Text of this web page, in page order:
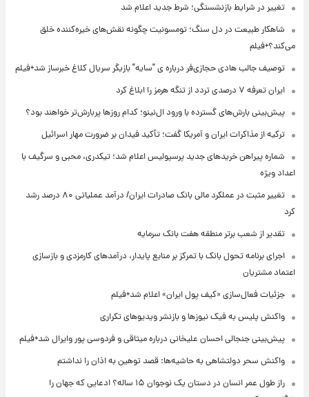
تغییر در شرایط بازنشستگی؛ شرط جدید اعلام شد
شاهکار طبیعت در دل سنگ؛ تومسونیت چگونه نقش‌های خیره‌کننده خلق
می‌کند؟+فیلم
توصیف جالب هادی حجازی‌فر درباره ی "سایه" بازیگر سریال کلاغ خبرساز شد+فیلم
ایران تعرفه ۷ درصدی تردد از تنگه هرمز را ابلاغ کرد
پیش‌بینی بارش‌های گسترده با ورود ال‌نینو؛ کدام روزها پربارش‌تر خواهند بود؟
ترکیه از مذاکرات ایران و آمریکا گفت؛ تأکید فیدان بر ضرورت مهار اسرائیل
شماره پیراهن خریدهای جدید پرسپولیس اعلام شد؛ تیکدری، محبی و سرگیف با
اعداد ویژه
تغییر مثبت در عملکرد مالی بانک صادرات ایران/ درآمد عملیاتی ۸۰ درصد رشد
کرد
تقدیر از شعب برتر منطقه هفت بانک سرمایه
اجرای برنامه تحول بانک با تمرکز بر منابع پایدار، درآمدهای کارمزدی و بازسازی
اعتماد مشتریان
جزئیات فعال‌سازی «کیف پول ایران» اعلام شد+فیلم
واکنش پلیس به فیک نیوزها و بازنشر ویدیوهای تکراری
پیش‌بینی جنجالی احسان علیخانی درباره میثاقی و فردوسی پور وایرال شد+فیلم
واکنش سحر دولتشاهی به حاشیه‌ها: قصد توهین به اذان را نداشتم
راز طول عمر انسان در دستان یک نوجوان ۱۵ ساله؟ ادعایی که جهان را